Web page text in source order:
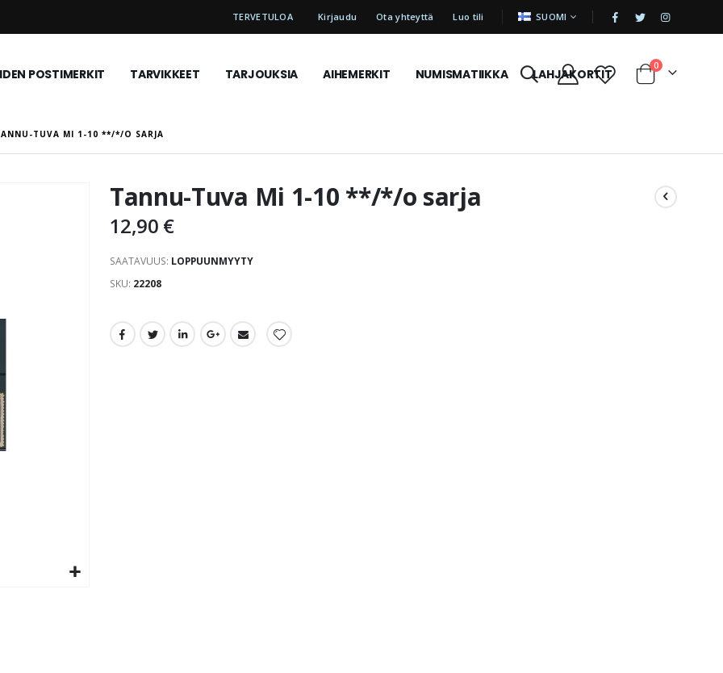
TERVETULOA Kirjaudu Ota yhteyttä Luo tili KIELI SUOMI |
POSTIMERKIT TARVIKKEET TARJOUKSIA AIHEMERKIT NUMISMATIIKKA LAHJAKORTIT Cart
0tuotetta
TUVA MI 1-10 **/*/O SARJA
Tannu-Tuva Mi 1-10 **/*/o sarja
12,90 €
SAATAVUUS: LOPPUUNMYYTY
SKU 22208